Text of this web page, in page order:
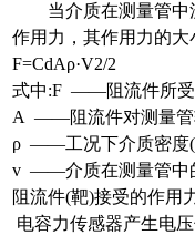
当介质在测量管中流
作用力，其作用力的大
F=CdAρ·V2/2
式中:F ——阻流件所
A ——阻流件对测量管
ρ ——工况下介质密度
v ——介质在测量管中
阻流件(靶)接受的作用
电容力传感器产生电